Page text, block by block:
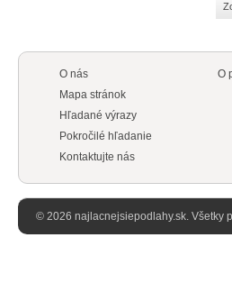
O nás
Mapa stránok
Hľadané výrazy
Pokročilé hľadanie
Kontaktujte nás
O
© 2026 najlacnejsiepodlahy.sk. Všetky